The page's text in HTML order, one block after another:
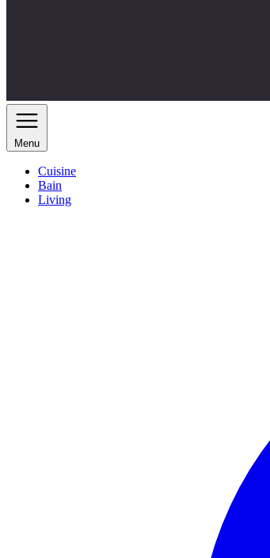
Menu
Cuisine
Bain
Living